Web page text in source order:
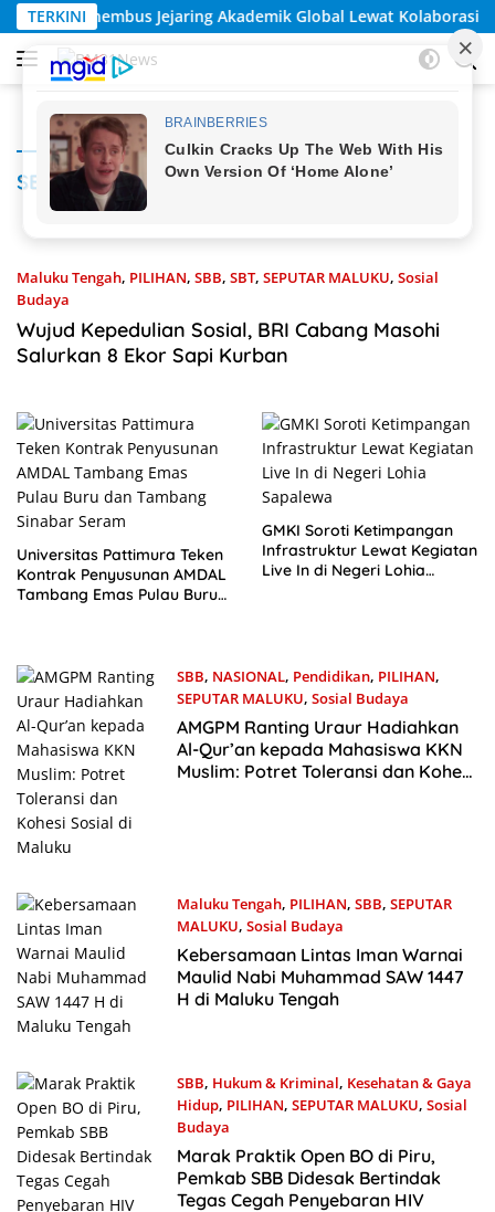
Langsung
ke
konten
TERKINI
Akademik Global Lewat Kolaborasi Diaspora Indonesia
SBB
Maluku Tengah, PILIHAN, SBB, SBT, SEPUTAR MALUKU, Sosial
Budaya
27 Mei 2026
Wujud Kepedulian Sosial, BRI Cabang Masohi
Salurkan 8 Ekor Sapi Kurban
Universitas Pattimura Teken
Kontrak Penyusunan AMDAL
Tambang Emas Pulau Buru
GMKI Soroti Ketimpangan
Infrastruktur Lewat Kegiatan
Live In di Negeri Lohia
SBB, NASIONAL, Pendidikan, PILIHAN,
SEPUTAR MALUKU, Sosial Budaya
19 November 2025
AMGPM Ranting Uraur Hadiahkan
Al-Qur’an kepada Mahasiswa KKN
Muslim: Potret Toleransi dan Kohesi
Maluku Tengah, PILIHAN, SBB, SEPUTAR
MALUKU, Sosial Budaya
12 September 2025
Kebersamaan Lintas Iman Warnai
Maulid Nabi Muhammad SAW 1447
H di Maluku Tengah
SBB, Hukum & Kriminal, Kesehatan & Gaya
Hidup, PILIHAN, SEPUTAR MALUKU, Sosial
Budaya
3 Agustus 2025
Marak Praktik Open BO di Piru,
Pemkab SBB Didesak Bertindak
Tegas Cegah Penyebaran HIV